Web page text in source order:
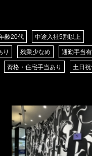
齢20代 中途入社5割以上
り 残業少なめ 通勤手当有
資格・住宅手当あり 土日